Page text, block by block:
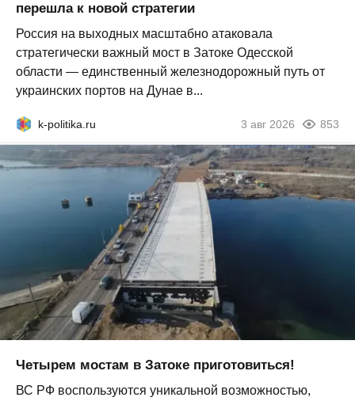
перешла к новой стратегии
Россия на выходных масштабно атаковала
стратегически важный мост в Затоке Одесской
области — единственный железнодорожный путь от
украинских портов на Дунае в...
k-politika.ru 3 авг 2026 853
Четырем мостам в Затоке приготовиться!
ВС РФ воспользуются уникальной возможностью,